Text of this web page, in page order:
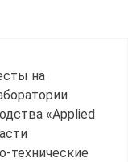
на
«Applied
технические